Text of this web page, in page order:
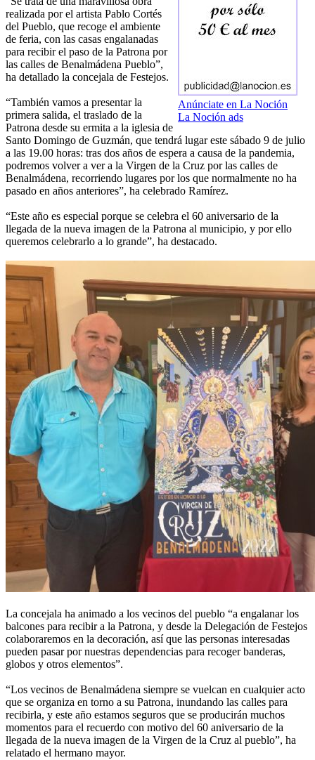
Anúnciate en La Noción
La Noción ads
realizada por el artista Pablo Cortés
del Pueblo, que recoge el ambiente
de feria, con las casas engalanadas
para recibir el paso de la Patrona por
las calles de Benalmádena Pueblo”,
ha detallado la concejala de Festejos.
“También vamos a presentar la
primera salida, el traslado de la
Patrona desde su ermita a la iglesia de
Santo Domingo de Guzmán, que tendrá lugar este sábado 9 de julio
a las 19.00 horas: tras dos años de espera a causa de la pandemia,
podremos volver a ver a la Virgen de la Cruz por las calles de
Benalmádena, recorriendo lugares por los que normalmente no ha
pasado en años anteriores”, ha celebrado Ramírez.
“Este año es especial porque se celebra el 60 aniversario de la
llegada de la nueva imagen de la Patrona al municipio, y por ello
queremos celebrarlo a lo grande”, ha destacado.
La concejala ha animado a los vecinos del pueblo “a engalanar los
balcones para recibir a la Patrona, y desde la Delegación de Festejos
colaboraremos en la decoración, así que las personas interesadas
pueden pasar por nuestras dependencias para recoger banderas,
globos y otros elementos”.
“Los vecinos de Benalmádena siempre se vuelcan en cualquier acto
que se organiza en torno a su Patrona, inundando las calles para
recibirla, y este año estamos seguros que se producirán muchos
momentos para el recuerdo con motivo del 60 aniversario de la
llegada de la nueva imagen de la Virgen de la Cruz al pueblo”, ha
relatado el hermano mayor.